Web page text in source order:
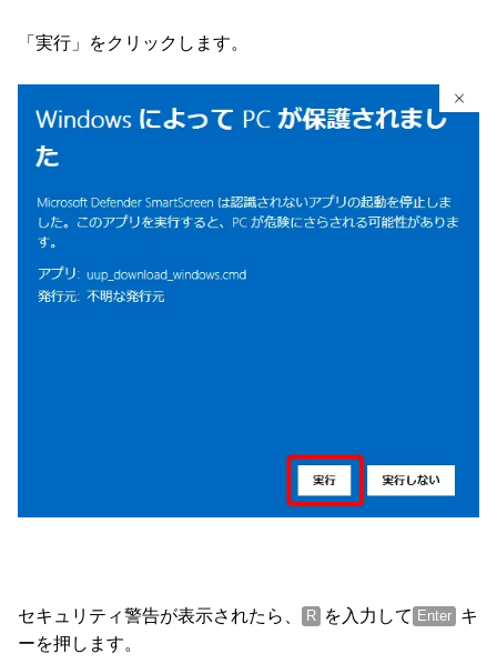
「実行」をクリックします。
セキュリティ警告が表示されたら、 R を 入力して Enter キ
ーを押します。